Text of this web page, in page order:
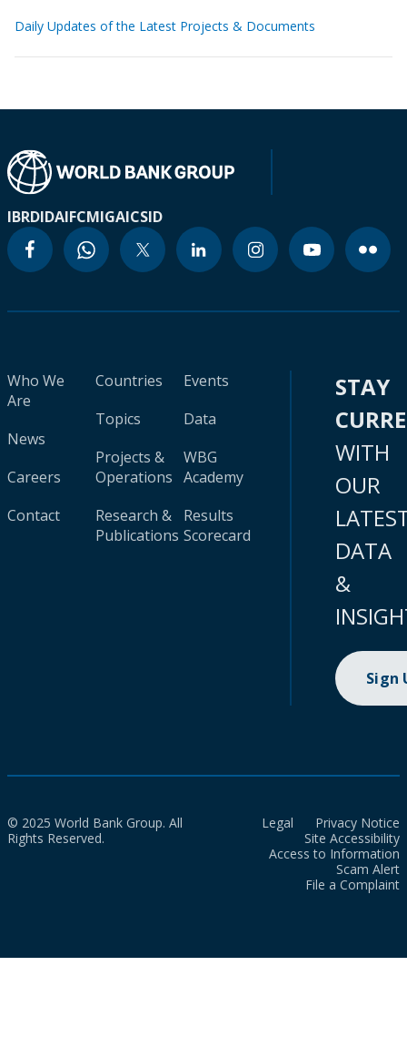
Daily Updates of the Latest Projects & Documents
IBRDIDAIFCMIGAICSID
Who We
Are
News
Careers
Contact
Countries
Topics
Projects &
Operations
Research &
Publications
Events
Data
WBG
Academy
Results
Scorecard
STAY
WITH
OUR
DATA
&
Sign
© 2025 World Bank Group. All
Rights Reserved.
Legal
Privacy Notice
Site Accessibility
Access to Information
Scam Alert
File a Complaint